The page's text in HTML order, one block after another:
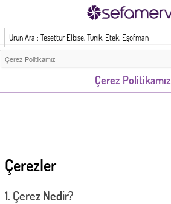
Ürün Ara : Tesettür Elbise, Tunik, Etek, Eşofman
Çerez Politikamız
Çerez Politikamız
Çerezler
1. Çerez Nedir?